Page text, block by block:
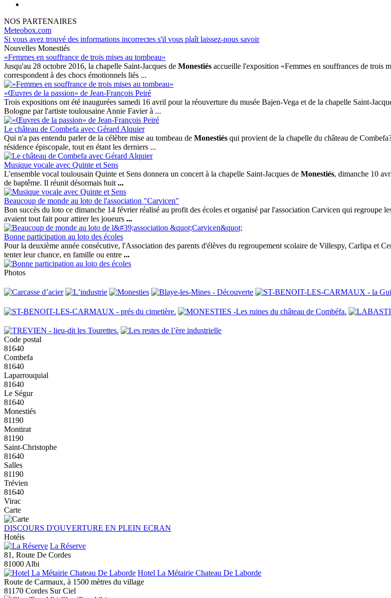
NOS PARTENAIRES
Meteobox.com
Si vous avez trouvé des informations incorrectes s'il vous plaît laissez-nous savoir
Nouvelles Monestiés
«Femmes en souffrance de trois mises au tombeau»
Jusqu'au 28 octobre 2016, la chapelle Saint-Jacques de Monestiés accueille l'exposition «Femmes en souffrances de trois
correspondent à des chocs émotionnels liés ...
«Œuvres de la passion» de Jean-François Peiré
Trois expositions ont été inaugurées samedi 16 avril pour la réouverture du musée Bajen-Vega et de la chapelle Saint-
Bologne par l'artiste toulousaine Annie Favier à ...
Le château de Combefa avec Gérard Alquier
Qui n'a pas entendu parler de la célèbre mise au tombeau de Monestiés qui provient de la chapelle du château de
résidence épiscopale, tout en étant les derniers ...
Musique vocale avec Quinte et Sens
L'ensemble vocal toulousain Quinte et Sens donnera un concert à la chapelle Saint-Jacques de Monestiés, dimanche 10
de baptême. Il réunit désormais huit ...
Beaucoup de monde au loto de l'association "Carvicen"
Bon succès du loto ce dimanche 14 février réalisé au profit des écoles et organisé par l'association Carvicen qui regroupe
avaient tout fait pour attirer les joueurs ...
Bonne participation au loto des écoles
Pour la deuxième année consécutive, l'Association des parents d'élèves du regroupement scolaire de Villespy, Carlipa et
tenter leur chance, en famille ou entre ...
Photos
Code postal
81640
Combefa
81640
Laparrouquial
81640
Le Ségur
81640
Monestiés
81190
Montirat
81190
Saint-Christophe
81640
Salles
81190
Trévien
81640
Virac
Carte
DISCOURS D'OUVERTURE EN PLEIN ECRAN
Hotéis
La Réserve
81, Route De Cordes
81000 Albi
Hotel La Métairie Chateau De Laborde
Route de Carmaux, à 1500 mètres du village
81170 Cordes Sur Ciel